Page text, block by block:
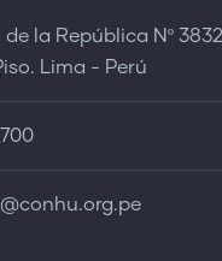
de la República Nº
Lima - Perú